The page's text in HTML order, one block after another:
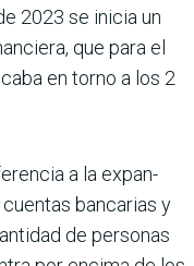
2023 se inicia un
que para el
en torno a los 2
a la expan­
bancarias y
de perso­nas